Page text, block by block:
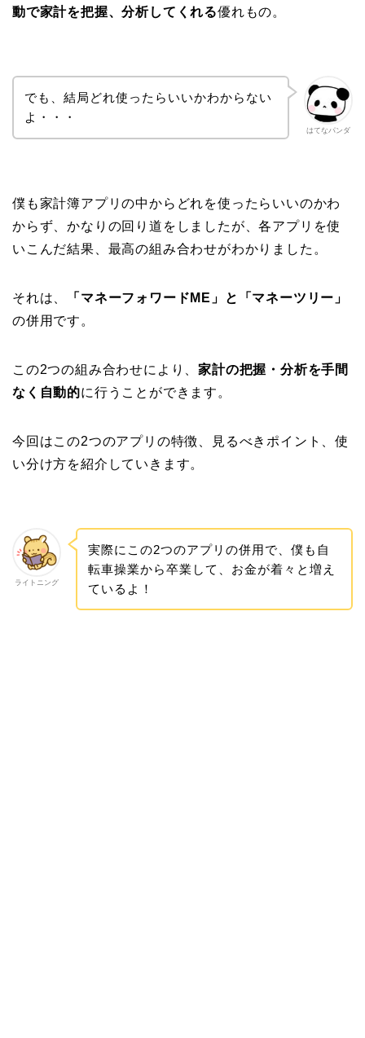
動で家計を把握、分析してくれる優れもの。
はてなパンダ
でも、結局どれ使ったらいいかわからない
よ・・・
僕も家計簿アプリの中からどれを使ったらいいのかわ
からず、かなりの回り道をしましたが、各アプリを使
いこんだ結果、最高の組み合わせがわかりました。
それは、
「マネーフォワードME」と「マネーツリー」
の併用です。
この2つの組み合わせにより、家計の把握・分析を手間
なく自動的に行うことができます。
今回はこの2つのアプリの特徴、見るべきポイント、使
い分け方を紹介していきます。
ライトニング
実際にこの2つのアプリの併用で、僕も自
転車操業から卒業して、お金が着々と増え
ているよ！